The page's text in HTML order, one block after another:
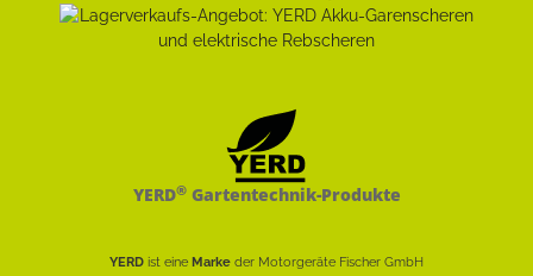
YERD®Gartentechnik-Produkte
YERD ist eine Marke der Motorgeräte Fischer GmbH